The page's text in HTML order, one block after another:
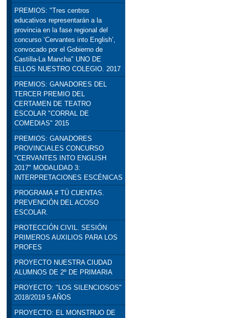
PREMIOS: "Tres centros
educativos representarán a la
provincia en la fase regional del
concurso ‘Cervantes into English’,
convocado por el Gobierno de
Castilla-La Mancha" UNO DE
ELLOS NUESTRO COLEGIO. 2017
PREMIOS: GANADORES DEL
TERCER PREMIO DEL
CERTAMEN DE TEATRO
ESCOLAR "CORRAL DE
COMEDIAS" 2015
PREMIOS: GANADORES
PROVINCIALES CONCURSO
"CERVANTES INTO ENGLISH
2017" MODALIDAD 3:
INTERPRETACIONES ESCÉNICAS
PROGRAMA # TÚ CUENTAS.
PREVENCIÓN DEL ACOSO
ESCOLAR.
PROTECCIÓN CIVIL. SESIÓN
PRIMEROS AUXILIOS PARA LOS
PROFES
PROYECTO NUESTRA CIUDAD
ALUMNOS DE 2º DE PRIMARIA
PROYECTO: "LOS SILENCIOSOS"
2018/2019 5 AÑOS
PROYECTO: EL MONSTRUO DE